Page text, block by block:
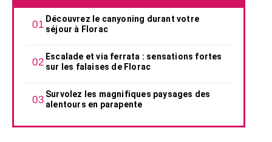
Découvrez le canyoning durant votre
séjour à Florac
Escalade et via ferrata : sensations fortes
sur les falaises de Florac
Survolez les magnifiques paysages des
alentours en parapente